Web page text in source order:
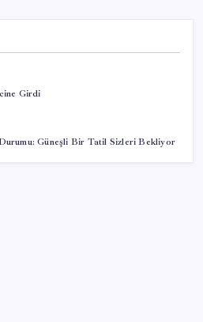
Girdi
Güneşli Bir Tatil Sizleri Bekliyor